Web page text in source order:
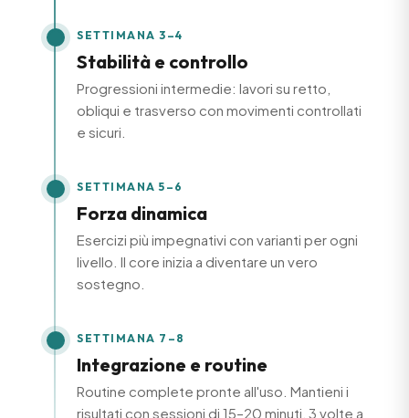
SETTIMANA 3–4
Stabilità e controllo
Progressioni intermedie: lavori su retto,
obliqui e trasverso con movimenti controllati
e sicuri.
SETTIMANA 5–6
Forza dinamica
Esercizi più impegnativi con varianti per ogni
livello. Il core inizia a diventare un vero
sostegno.
SETTIMANA 7–8
Integrazione e routine
Routine complete pronte all'uso. Mantieni i
risultati con sessioni di 15–20 minuti, 3 volte a